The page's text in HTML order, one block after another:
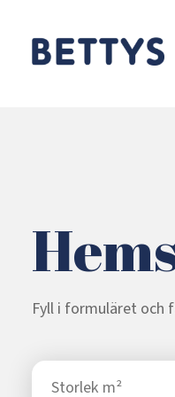
Fyll i formuläret och